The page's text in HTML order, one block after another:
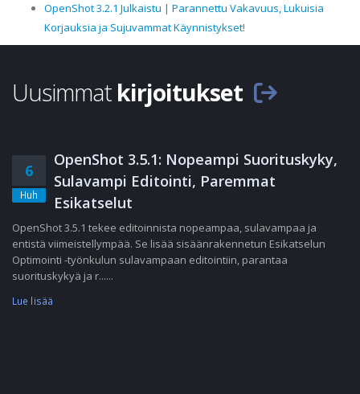
OpenShot 3.2.1 Julkaistu | Parannettu Vakavuus, Lukuisia
Korjauksia ja Sujuvammat Käynnistykset!
Uusimmat kirjoitukset
6
Huh
OpenShot 3.5.1: Nopeampi Suorituskyky,
Sulavampi Editointi, Paremmat
Esikatselut
OpenShot 3.5.1 tekee editoinnista nopeampaa, sulavampaa ja
entistä viimeistellympää. Se lisää sisäänrakennetun Esikatselun
Optimointi -työnkulun sulavampaan editointiin, parantaa
suorituskykyä ja r......
Lue lisää